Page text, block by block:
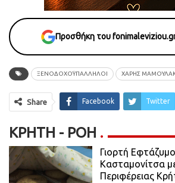
Προσθήκη του
ΞΕΝΟΔΟΧΟΫΠΑΛΛΗΛΟΙ ΧΆΡΗΣ
Share Facebook Twitter
ΚΡΉΤΗ - ΡΟΗ
Γιορτή
Κασταμονίτσα
Περιφέρειας